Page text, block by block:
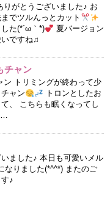
りがとうございました♪ お
でツルんっとカット
た(*´ω｀*)
夏バージョン
ですね♫
チャン
ン トリミングが終わって少
ャン
トロンとしたお
、 こちらも眠くなってし
…
ました♪ 本日も可愛いメル
なりました(*^^*) またのご
♪